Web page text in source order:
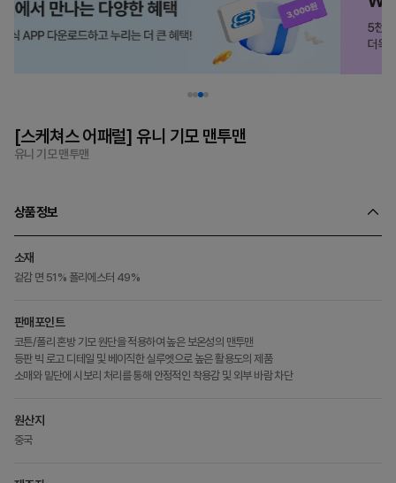
[스케쳐스 어패럴] 유니 기모 맨투맨
유니 기모 맨투맨
상품정보
소재
겉감 면 51% 폴리에스터 49%
판매포인트
코튼/폴리 혼방 기모 원단을 적용하여 높은 보온성의 맨투맨
등판 빅 로고 디테일 및 베이직한 실루엣으로 높은 활용도의 제품
소매와 밑단에 시보리 처리를 통해 안정적인 착용감 및 외부 바람 차단
원산지
중국